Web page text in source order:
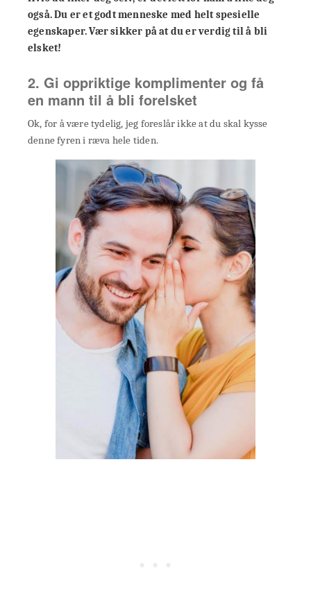
også.Du er et godt menneske med helt spesielle
egenskaper. Vær sikker på at du er verdig til å bli
elsket!
2. Gi oppriktige komplimenter og få
en mann til å bli forelsket
Ok, for å være tydelig, jeg foreslår ikke at du skal kysse
denne fyren i ræva hele tiden.